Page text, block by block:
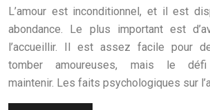
L’amour est inconditionnel, et il est
abondance. Le plus important est
l’accueillir. Il est assez facile pour
tomber amoureuses, mais le
maintenir. Les faits psychologiques sur